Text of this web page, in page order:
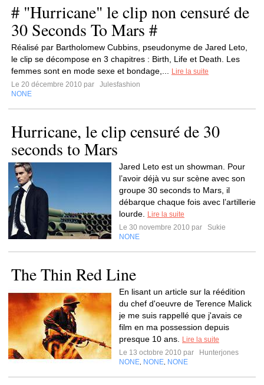
# "Hurricane" le clip non censuré de
30 Seconds To Mars #
Réalisé par Bartholomew Cubbins, pseudonyme de Jared Leto,
le clip se décompose en 3 chapitres : Birth, Life et Death. Les
femmes sont en mode sexe et bondage,...
Lire la suite
Le 20 décembre 2010 par
Julesfashion
NONE
Hurricane, le clip censuré de 30
seconds to Mars
Jared Leto est un showman. Pour
l’avoir déjà vu sur scène avec son
groupe 30 seconds to Mars, il
débarque chaque fois avec l’artillerie
lourde.
Lire la suite
Le 30 novembre 2010 par
Sukie
NONE
The Thin Red Line
En lisant un article sur la réédition
du chef d'oeuvre de Terence Malick
je me suis rappellé que j'avais ce
film en ma possession depuis
presque 10 ans.
Lire la suite
Le 13 octobre 2010 par
Hunterjones
NONE NONE NONE